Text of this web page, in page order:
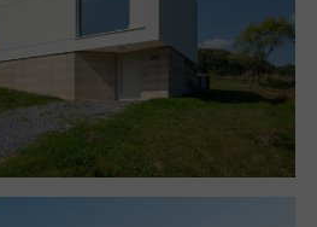
důsledkem
tepelnětechnická stránka.
prostoru probíhalo
interiéru, který je
Všechno má své místo,